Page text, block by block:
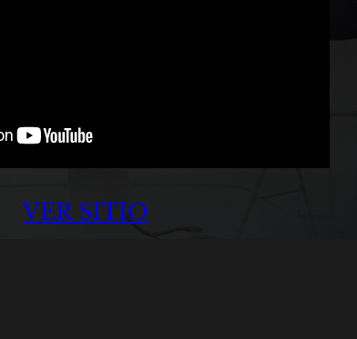
VER SITIO